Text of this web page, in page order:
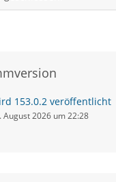
153.0.2 veröffentlicht
August 2026 um 22:28